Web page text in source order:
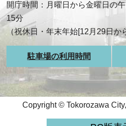
開庁時間：月曜日から金曜日の
15分
（祝休日・年末年始[12月29日
駐車場の利用時間
Copyright © Tokorozawa